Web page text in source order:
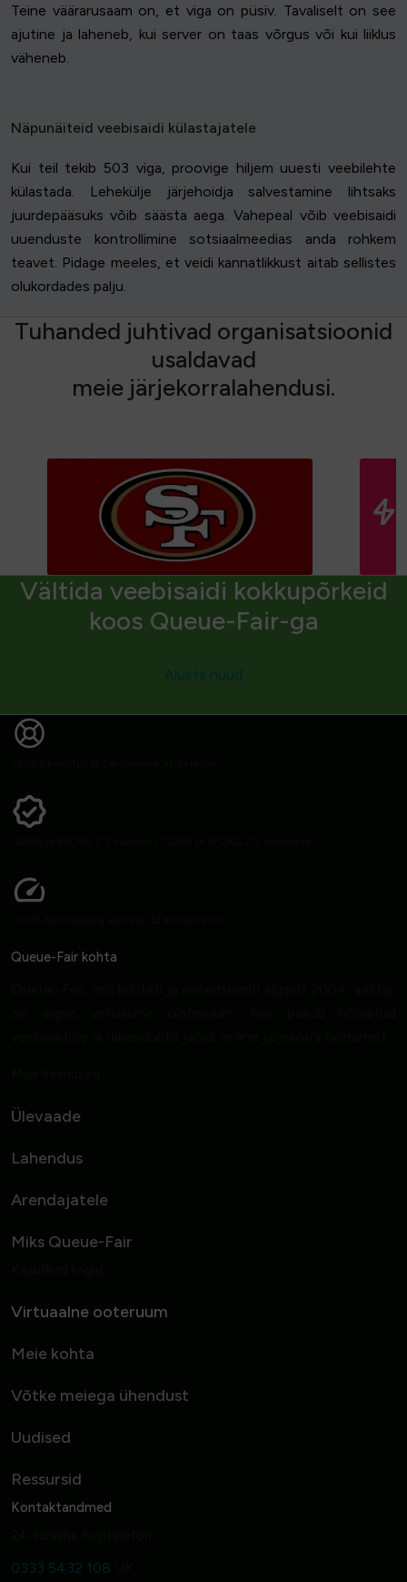
Teine väärarusaam on, et viga on püsiv. Tavaliselt on see
ajutine ja laheneb, kui server on taas võrgus või kui liiklus
väheneb.
Näpunäiteid veebisaidi külastajatele
Kui teil tekib 503 viga, proovige hiljem uuesti veebilehte
külastada. Lehekülje järjehoidja salvestamine lihtsaks
juurdepääsuks võib säästa aega. Vahepeal võib veebisaidi
uuenduste kontrollimine sotsiaalmeedias anda rohkem
teavet. Pidage meeles, et veidi kannatlikkust aitab sellistes
olukordades palju.
Tuhanded juhtivad organisatsioonid
usaldavad
meie järjekorralahendusi.
Vältida veebisaidi kokkupõrkeid
koos Queue-Fair-ga
Queue-Fair kohta
Ülevaade
Lahendus
Arendajatele
Miks Queue-Fair
Virtuaalne ooteruum
Meie kohta
Võtke meiega ühendust
Uudised
Ressursid
Kontaktandmed
0333 5432 108